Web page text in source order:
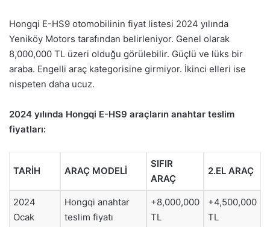
Hongqi E-HS9 otomobilinin fiyat listesi 2024 yılında
Yeniköy Motors tarafından belirleniyor. Genel olarak
8,000,000 TL üzeri olduğu görülebilir. Güçlü ve lüks bir
araba. Engelli araç kategorisine girmiyor. İkinci elleri ise
nispeten daha ucuz.
2024 yılında Hongqi E-HS9 araçların anahtar teslim
fiyatları:
TARİH ARAÇ MODELİ
SIFIR
ARAÇ
2.EL ARAÇ
2024
Ocak
Hongqi anahtar
teslim fiyatı
+8,000,000
TL
+4,500,000
TL